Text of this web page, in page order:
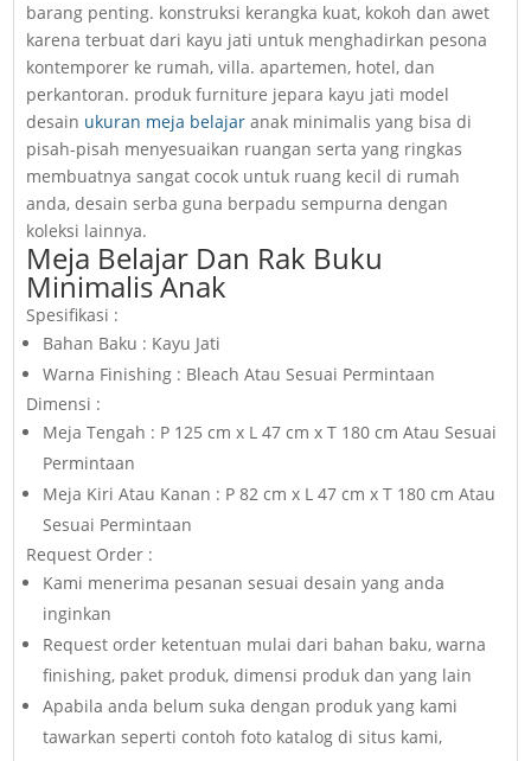
barang penting. konstruksi kerangka kuat, kokoh dan awet
karena terbuat dari kayu jati untuk menghadirkan pesona
kontemporer ke rumah, villa. apartemen, hotel, dan
perkantoran. produk furniture jepara kayu jati model
desain ukuran meja belajar anak minimalis yang bisa di
pisah-pisah menyesuaikan ruangan serta yang ringkas
membuatnya sangat cocok untuk ruang kecil di rumah
anda, desain serba guna berpadu sempurna dengan
koleksi lainnya.
Meja Belajar Dan Rak Buku
Minimalis Anak
Spesifikasi :
Bahan Baku : Kayu Jati
Warna Finishing : Bleach Atau Sesuai Permintaan
Dimensi :
Meja Tengah : P 125 cm x L 47 cm x T 180 cm Atau Sesuai
Permintaan
Meja Kiri Atau Kanan : P 82 cm x L 47 cm x T 180 cm Atau
Sesuai Permintaan
Request Order :
Kami menerima pesanan sesuai desain yang anda
inginkan
Request order ketentuan mulai dari bahan baku, warna
finishing, paket produk, dimensi produk dan yang lain
Apabila anda belum suka dengan produk yang kami
tawarkan seperti contoh foto katalog di situs kami,